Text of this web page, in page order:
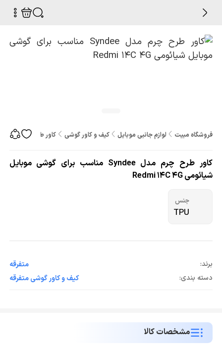
فروشگاه مبیت لوازم جانبی موبایل کیف و کاور گوشی کاور طرح چرم مدل Syndee مناسب برای گوشی موبایل شیائومی Redmi 14C 4G
کاور طرح چرم مدل Syndee مناسب برای گوشی موبایل
شیائومی Redmi 14C 4G
جنس
TPU
برند:
متفرقه
دسته بندی:
کیف و کاور گوشی متفرقه
مشخصات کالا